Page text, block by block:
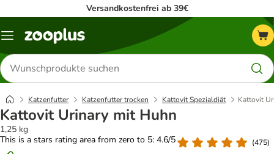
Versandkostenfrei ab 39€
Menü
Produkte
suchen
Katzenfutter Katzenfutter trocken Kattovit Spezialdiät Kattovit
Kattovit Urinary mit Huhn
1,25 kg
This is a stars rating area from zero to 5: 4.6/5
(475)